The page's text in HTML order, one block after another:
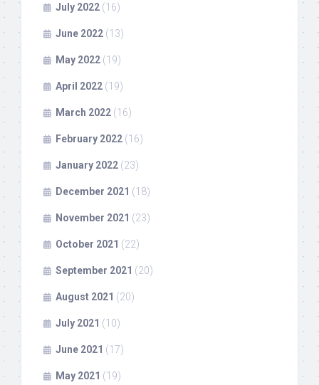
July 2022 (16)
June 2022 (13)
May 2022 (19)
April 2022 (19)
March 2022 (16)
February 2022 (16)
January 2022 (23)
December 2021 (18)
November 2021 (23)
October 2021 (22)
September 2021 (20)
August 2021 (20)
July 2021 (10)
June 2021 (17)
May 2021 (19)